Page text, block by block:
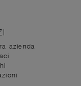
azienda